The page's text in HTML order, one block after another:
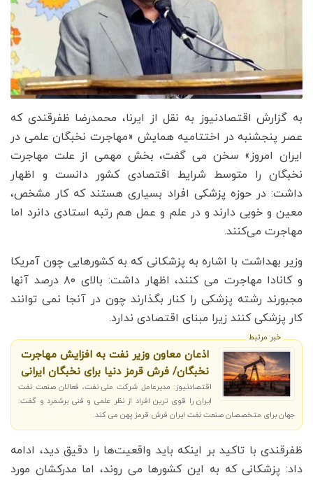
به گزارش اقتصادنیوز به نقل از ایرنا، محمدرضا ظفرقندی که
عصر پنجشنبه در اختتامیه همایش «مهاجرت نخبگان علمی در
ایران امروز» سخن می گفت، بخش مهمی از علت مهاجرت
نخبگان را متوسط شرایط اقتصادی کشور دانست و اظهار
داشت: در حوزه پزشکی افراد بسیاری هستند که کار مشخص،
معین و خوبی دارند و در علم و عمل هم رتبه استادی دانرد اما
مهاجرت می‌کنند.
وزیر بهداشت با اشاره به پزشکانی که به کشورهایی چون آمریکا
و کانادا مهاجرت می کنند، اظهار داشت: بالای ۸۰ درصد آنها
مجبورند رشته پزشکی را کنار بگذارند چون در آنجا نمی توانند
کار پزشکی کنند زیرا مبنای اقتصادی ندارد.
خبر مرتبط
اذعان معاون وزیر نفت به افزایش مهاجرت
نخبگان/ فرش قرمز دنیا برای نخبگان ایرانی
اقتصادنیوز: مدیرعامل شرکت ملی نفت، فعالان صنعت نفت
ایران را قوی ترین افراد از نظر علمی و فنی برشمرد و گفت:
جهان برای متخصصان صنعت نفت ایران فرش قرمز پهن می کند.
ظفرقندی با تاکید بر اینکه باید واقعیت‌ها را دقیق دید، ادامه
داد: پزشکانی که به این کشورها می روند، اما مدرکشان مورد